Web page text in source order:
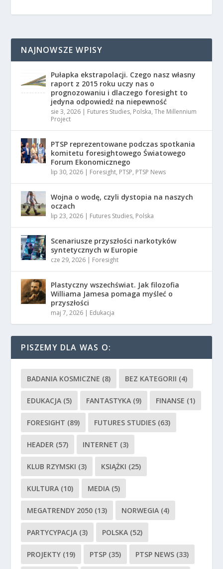
NAJNOWSZE WPISY
Pułapka ekstrapolacji. Czego nasz własny
raport z 2015 roku uczy nas o
prognozowaniu i dlaczego foresight to
jedyna odpowiedź na niepewność
sie 3, 2026 | Futures Studies, Polska,The Millennium
Project
PTSP reprezentowane podczas spotkania
komitetu foresightowego Światowego
Forum Ekonomicznego
lip 30, 2026 | Foresight, PTSP, PTSP News
Wojna o wodę, czyli dystopia na naszych
oczach
lip 23, 2026 | Futures Studies, Polska
Scenariusze przyszłości narkotyków
syntetycznych w Europie
cze 29, 2026 | Foresight
Plastyczny wszechświat. Jak filozofia
Williama Jamesa pomaga myśleć o
przyszłości
maj 7, 2026 | Edukacja
PISZEMY DLA WAS O:
BADANIA KOSMICZNE (8) BEZ KATEGORII (4)
EDUKACJA (5) FANTASTYKA (9) FINANSE (1)
FORESIGHT (89) FUTURES STUDIES (63)
HEADER (57) INTERNET (3)
KLUB RZYMSKI (3) KSIĄŻKI (25)
KULTURA (10) MEDIA (5)
MEGATRENDY 2050 (13) NORWEGIA (4)
PARTYCYPACJA (3) POLSKA (52)
PROJEKTY (19) PTSP (35) PTSP NEWS (33)